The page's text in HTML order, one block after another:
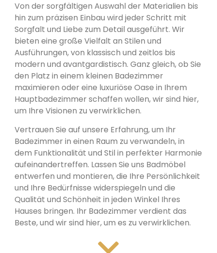
Von der sorgfältigen Auswahl der Materialien bis
hin zum präzisen Einbau wird jeder Schritt mit
Sorgfalt und Liebe zum Detail ausgeführt. Wir
bieten eine große Vielfalt an Stilen und
Ausführungen, von klassisch und zeitlos bis
modern und avantgardistisch. Ganz gleich, ob Sie
den Platz in einem kleinen Badezimmer
maximieren oder eine luxuriöse Oase in Ihrem
Hauptbadezimmer schaffen wollen, wir sind hier,
um Ihre Visionen zu verwirklichen.
Vertrauen Sie auf unsere Erfahrung, um Ihr
Badezimmer in einen Raum zu verwandeln, in
dem Funktionalität und Stil in perfekter Harmonie
aufeinandertreffen. Lassen Sie uns Badmöbel
entwerfen und montieren, die Ihre Persönlichkeit
und Ihre Bedürfnisse widerspiegeln und die
Qualität und Schönheit in jeden Winkel Ihres
Hauses bringen. Ihr Badezimmer verdient das
Beste, und wir sind hier, um es zu verwirklichen.